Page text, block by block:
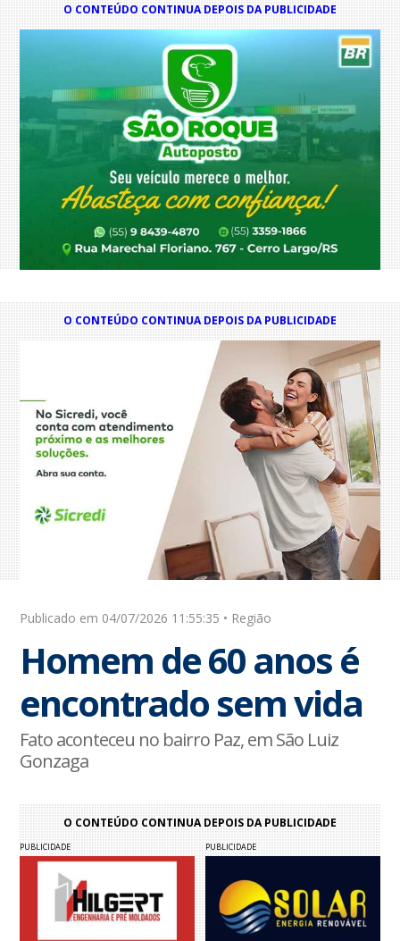
O CONTEÚDO CONTINUA DEPOIS DA PUBLICIDADE
O CONTEÚDO CONTINUA DEPOIS DA PUBLICIDADE
Publicado em 04/07/2026 11:55:35 • Região
Homem de 60 anos é
encontrado sem vida
Fato aconteceu no bairro Paz, em São Luiz
Gonzaga
O CONTEÚDO CONTINUA DEPOIS DA PUBLICIDADE
PUBLICIDADE PUBLICIDADE